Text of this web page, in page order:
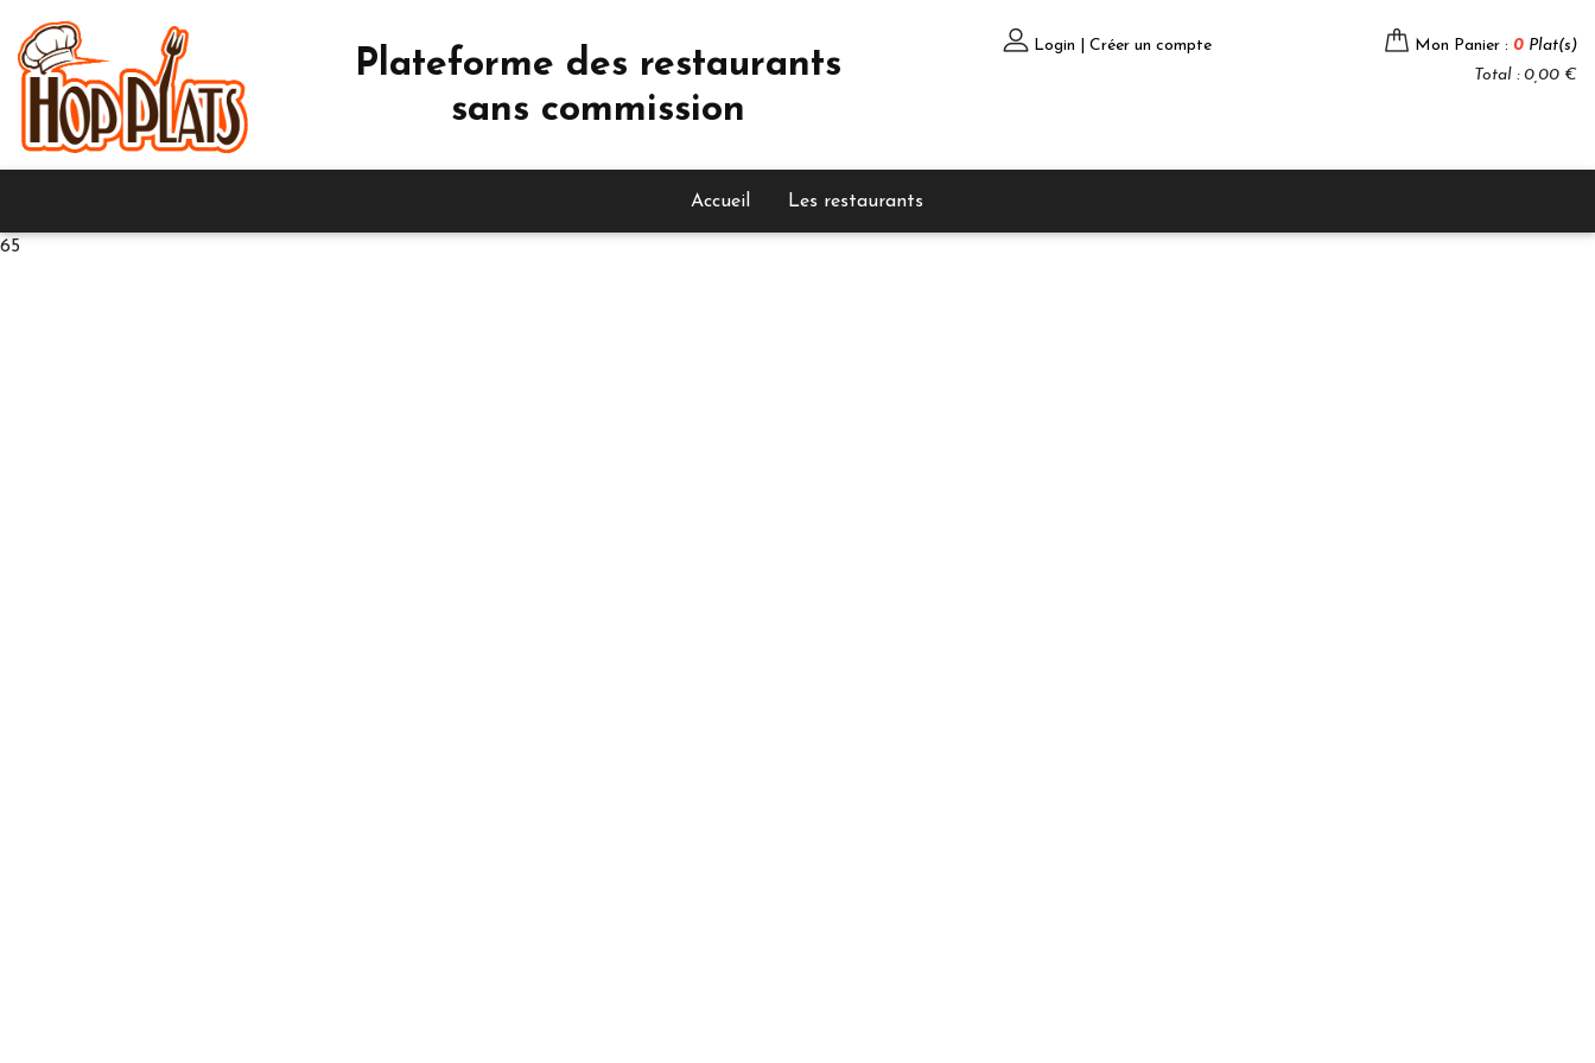
Plateforme des restaurants
sans commission
Login | Créer un compte Mon Panier : 0 Plat(s)
Total : 0,00 €
Accueil Les restaurants
65